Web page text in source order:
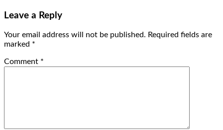
Leave a Reply
Your email address will not be published. Required fields are
marked *
Comment *